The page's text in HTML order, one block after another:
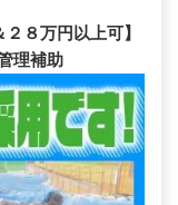
８万円以上可】
理補助